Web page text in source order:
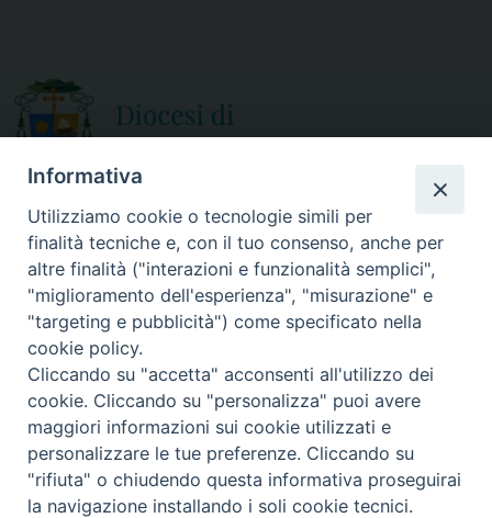
CURIA DIOCESANA
Via Episcopio, 15
89852 MILETO (VV)
Telefono: 0963.338 080
em@il:
curia@diocesimileto.it
ORARIO APERTURA
Mercoledì e Sabato
dalle 10.00 alle 12.30
Copyright © 2019 Diocesi di Mileto-Nicotera-Tropea - Tutti i diritti
riservati. - Note legali - Privacy policy
Informativa
Utilizziamo cookie o tecnologie simili per
finalità tecniche e, con il tuo consenso, anche per
altre finalità ("interazioni e funzionalità semplici",
"miglioramento dell'esperienza", "misurazione" e
"targeting e pubblicità") come specificato nella
cookie policy.
Cliccando su "accetta" acconsenti all'utilizzo dei
cookie. Cliccando su "personalizza" puoi avere
maggiori informazioni sui cookie utilizzati e
personalizzare le tue preferenze. Cliccando su
"rifiuta" o chiudendo questa informativa proseguirai
la navigazione installando i soli cookie tecnici.